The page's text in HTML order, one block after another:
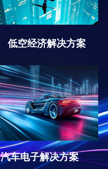
汽车电子解决方案
低空经济解决方案